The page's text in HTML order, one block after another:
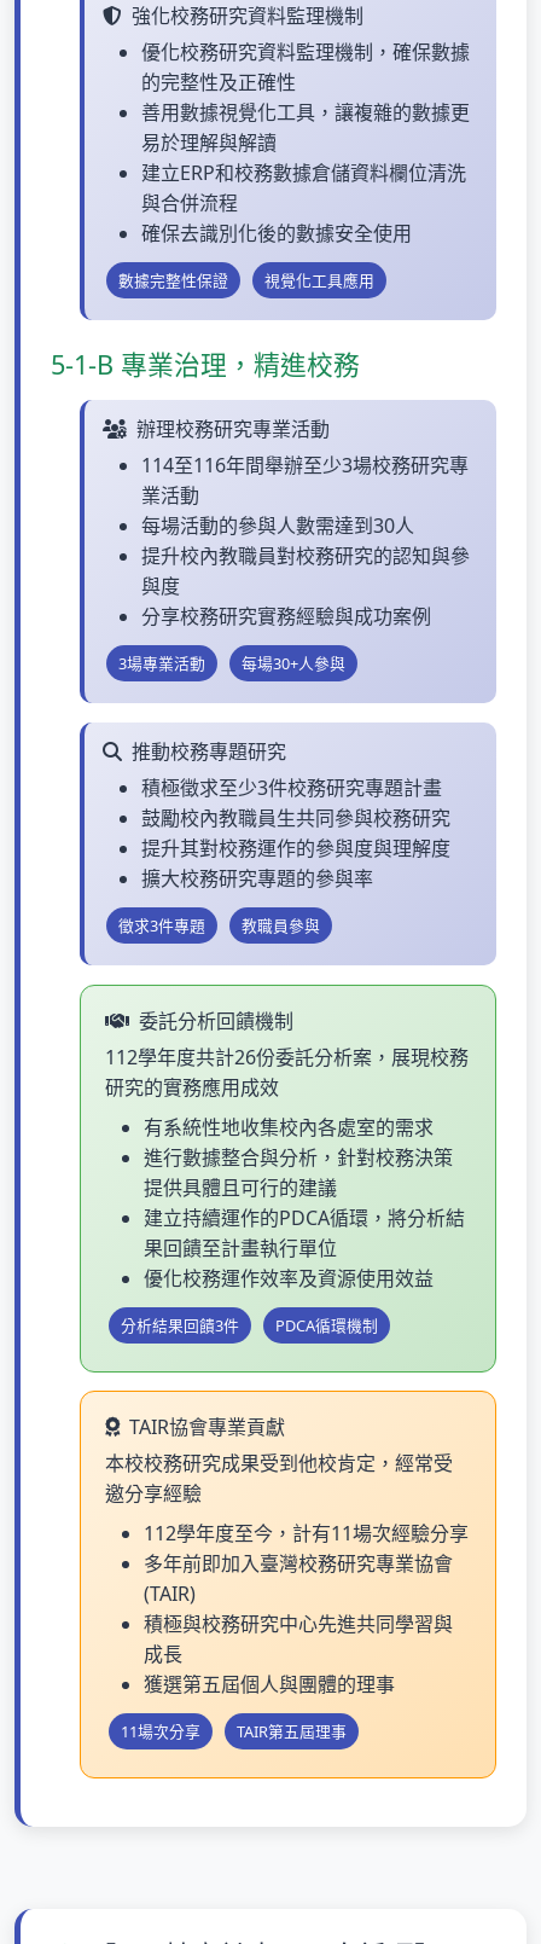
強化校務研究資料監理機制
優化校務研究資料監理機制，確保數據
的完整性及正確性
善用數據視覺化工具，讓複雜的數據更
易於理解與解讀
建立ERP和校務數據倉儲資料欄位清洗
與合併流程
確保去識別化後的數據安全使用
數據完整性保證 視覺化工具應用
5-1-B 專業治理，精進校務
辦理校務研究專業活動
114至116年間舉辦至少3場校務研究專
業活動
每場活動的參與人數需達到30人
提升校內教職員對校務研究的認知與參
與度
分享校務研究實務經驗與成功案例
3場專業活動 每場30+人參與
推動校務專題研究
積極徵求至少3件校務研究專題計畫
鼓勵校內教職員生共同參與校務研究
提升其對校務運作的參與度與理解度
擴大校務研究專題的參與率
徵求3件專題 教職員參與
委託分析回饋機制
112學年度共計26份委託分析案，展現校務
研究的實務應用成效
有系統性地收集校內各處室的需求
進行數據整合與分析，針對校務決策
提供具體且可行的建議
建立持續運作的PDCA循環，將分析結
果回饋至計畫執行單位
優化校務運作效率及資源使用效益
分析結果回饋3件 PDCA循環機制
TAIR協會專業貢獻
本校校務研究成果受到他校肯定，經常受
邀分享經驗
112學年度至今，計有11場次經驗分享
多年前即加入臺灣校務研究專業協會
(TAIR)
積極與校務研究中心先進共同學習與
成長
獲選第五屆個人與團體的理事
11場次分享 TAIR第五屆理事